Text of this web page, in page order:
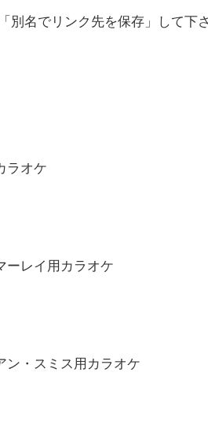
別名でリンク先を保存」して下さ
ラオケ
ーレイ用カラオケ
ン・スミス用カラオケ